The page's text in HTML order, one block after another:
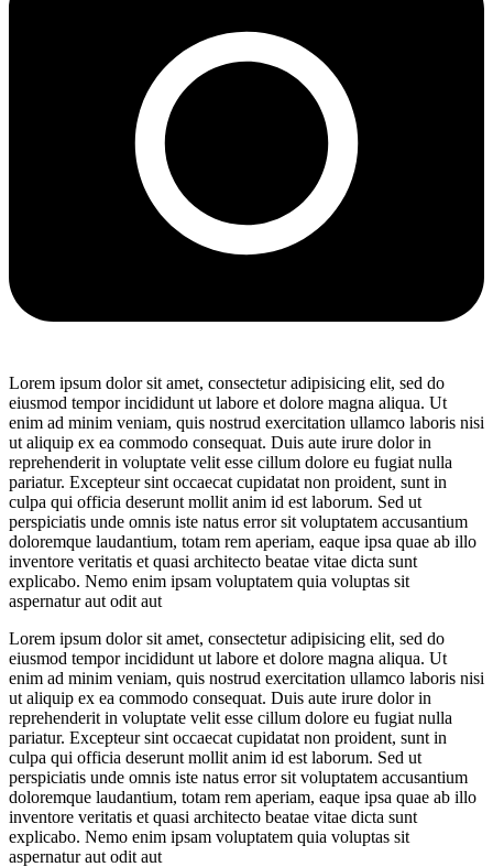
Lorem ipsum dolor sit amet, consectetur adipisicing elit, sed do
eiusmod tempor incididunt ut labore et dolore magna aliqua. Ut
enim ad minim veniam, quis nostrud exercitation ullamco laboris nisi
ut aliquip ex ea commodo consequat. Duis aute irure dolor in
reprehenderit in voluptate velit esse cillum dolore eu fugiat nulla
pariatur. Excepteur sint occaecat cupidatat non proident, sunt in
culpa qui officia deserunt mollit anim id est laborum. Sed ut
perspiciatis unde omnis iste natus error sit voluptatem accusantium
doloremque laudantium, totam rem aperiam, eaque ipsa quae ab illo
inventore veritatis et quasi architecto beatae vitae dicta sunt
explicabo. Nemo enim ipsam voluptatem quia voluptas sit
aspernatur aut odit aut
Lorem ipsum dolor sit amet, consectetur adipisicing elit, sed do
eiusmod tempor incididunt ut labore et dolore magna aliqua. Ut
enim ad minim veniam, quis nostrud exercitation ullamco laboris nisi
ut aliquip ex ea commodo consequat. Duis aute irure dolor in
reprehenderit in voluptate velit esse cillum dolore eu fugiat nulla
pariatur. Excepteur sint occaecat cupidatat non proident, sunt in
culpa qui officia deserunt mollit anim id est laborum. Sed ut
perspiciatis unde omnis iste natus error sit voluptatem accusantium
doloremque laudantium, totam rem aperiam, eaque ipsa quae ab illo
inventore veritatis et quasi architecto beatae vitae dicta sunt
explicabo. Nemo enim ipsam voluptatem quia voluptas sit
aspernatur aut odit aut